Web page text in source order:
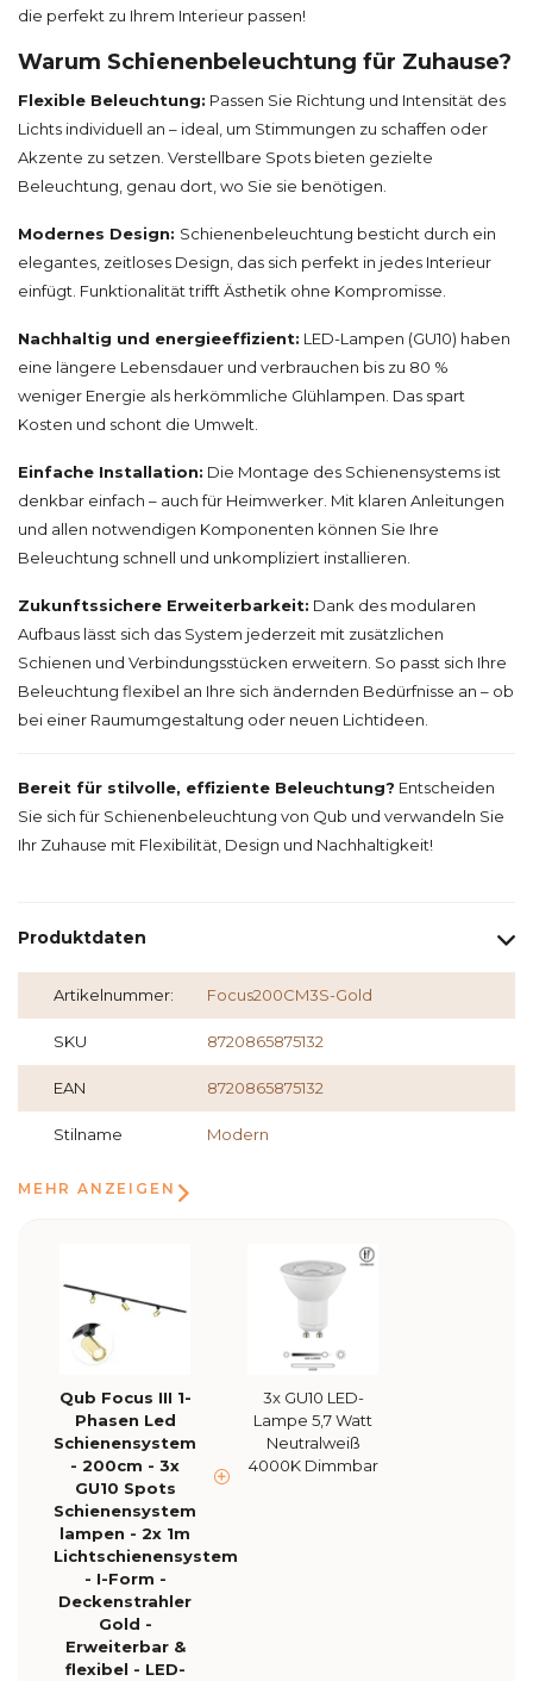
die perfekt zu Ihrem Interieur passen!
Warum Schienenbeleuchtung für Zuhause?
Flexible Beleuchtung: Passen Sie Richtung und Intensität des
Lichts individuell an – ideal, um Stimmungen zu schaffen oder
Akzente zu setzen. Verstellbare Spots bieten gezielte
Beleuchtung, genau dort, wo Sie sie benötigen.
Modernes Design: Schienenbeleuchtung besticht durch ein
elegantes, zeitloses Design, das sich perfekt in jedes Interieur
einfügt. Funktionalität trifft Ästhetik ohne Kompromisse.
Nachhaltig und energieeffizient: LED-Lampen (GU10) haben
eine längere Lebensdauer und verbrauchen bis zu 80 %
weniger Energie als herkömmliche Glühlampen. Das spart
Kosten und schont die Umwelt.
Einfache Installation: Die Montage des Schienensystems ist
denkbar einfach – auch für Heimwerker. Mit klaren Anleitungen
und allen notwendigen Komponenten können Sie Ihre
Beleuchtung schnell und unkompliziert installieren.
Zukunftssichere Erweiterbarkeit: Dank des modularen
Aufbaus lässt sich das System jederzeit mit zusätzlichen
Schienen und Verbindungsstücken erweitern. So passt sich Ihre
Beleuchtung flexibel an Ihre sich ändernden Bedürfnisse an – ob
bei einer Raumumgestaltung oder neuen Lichtideen.
Bereit für stilvolle, effiziente Beleuchtung? Entscheiden
Sie sich für Schienenbeleuchtung von Qub und verwandeln Sie
Ihr Zuhause mit Flexibilität, Design und Nachhaltigkeit!
Produktdaten
Artikelnummer: Focus200CM3S-Gold
SKU 8720865875132
EAN 8720865875132
Stilname Modern
MEHR ANZEIGEN
Qub Focus III 1-
Phasen Led
Schienensystem
- 200cm - 3x
GU10 Spots
Schienensystem
lampen - 2x 1m
Lichtschienensystem
- I-Form -
Deckenstrahler
Gold -
Erweiterbar &
flexibel - LED-
3x GU10 LED-
Lampe 5,7 Watt
Neutralweiß
4000K Dimmbar